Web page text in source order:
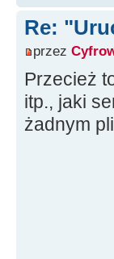
Re:
przez
Przecież
itp., jaki
żadnym